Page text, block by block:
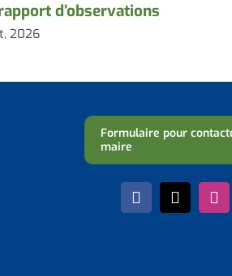
d’observations
2026
Formulaire pour
maire